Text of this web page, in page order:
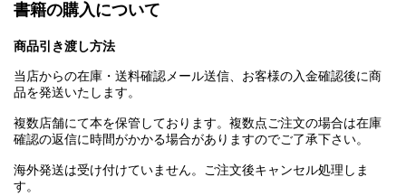
書籍の購入について
商品引き渡し方法
当店からの在庫・送料確認メール送信、お客様の入金確認後に商
品を発送いたします。
複数店舗にて本を保管しております。複数点ご注文の場合は在庫
確認の返信に時間がかかる場合がありますのでご了承下さい。
海外発送は受け付けていません。ご注文後キャンセル処理しま
す。